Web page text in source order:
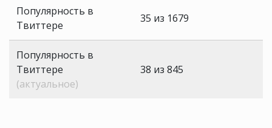
Популярность в
Твиттере
35 из 1679
Популярность в
Твиттере
(актуальное)
38 из 845